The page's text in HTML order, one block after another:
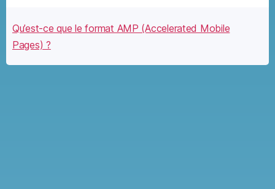
Qu’est-ce que le format AMP (Accelerated Mobile
Pages) ?